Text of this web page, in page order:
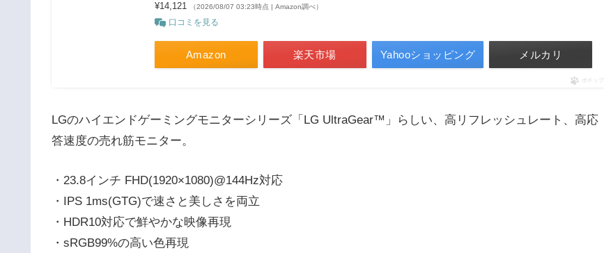
¥14,121 （2026/08/07 03:23時点 | Amazon調べ）
口コミを見る
Amazon 楽天市場 Yahooショッピング メルカリ
ポチップ
LGのハイエンドゲーミングモニターシリーズ「LG UltraGear™」らしい、高リフレッシュレート、高応
答速度の売れ筋モニター。
・23.8インチ FHD(1920×1080)@144Hz対応
・IPS 1ms(GTG)で速さと美しさを両立
・HDR10対応で鮮やかな映像再現
・sRGB99%の高い色再現